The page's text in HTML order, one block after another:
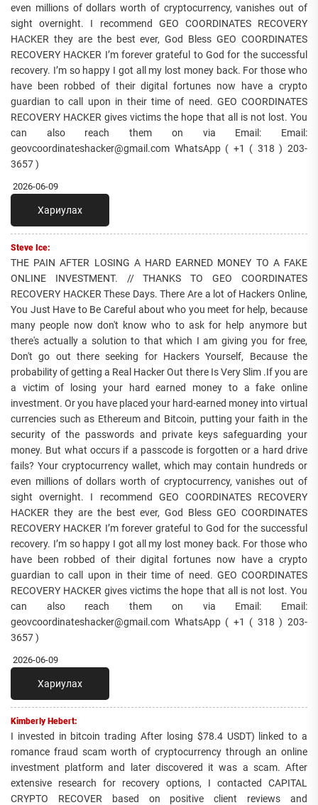
even millions of dollars worth of cryptocurrency, vanishes out of
sight overnight. I recommend GEO COORDINATES RECOVERY
HACKER they are the best ever, God Bless GEO COORDINATES
RECOVERY HACKER I’m forever grateful to God for the successful
recovery. I’m so happy I got all my lost money back. For those who
have been robbed of their digital fortunes now have a crypto
guardian to call upon in their time of need. GEO COORDINATES
RECOVERY HACKER gives victims the hope that all is not lost. You
can also reach them on via Email: Email:
geovcoordinateshacker@gmail.com WhatsApp ( +1 ( 318 ) 203-
3657 )
2026-06-09
Хариулах
Steve Ice:
THE PAIN AFTER LOSING A HARD EARNED MONEY TO A FAKE
ONLINE INVESTMENT. // THANKS TO GEO COORDINATES
RECOVERY HACKER These Days. There Are a lot of Hackers Online,
You Just Have to Be Careful about who you meet for help, because
many people now don't know who to ask for help anymore but
there's actually a solution to that which I am giving you for free,
Don't go out there seeking for Hackers Yourself, Because the
probability of getting a Real Hacker Out there Is Very Slim .If you are
a victim of losing your hard earned money to a fake online
investment. Or you have placed your hard-earned money into virtual
currencies such as Ethereum and Bitcoin, putting your faith in the
security of the passwords and private keys safeguarding your
money. But what occurs if a passcode is forgotten or a hard drive
fails? Your cryptocurrency wallet, which may contain hundreds or
even millions of dollars worth of cryptocurrency, vanishes out of
sight overnight. I recommend GEO COORDINATES RECOVERY
HACKER they are the best ever, God Bless GEO COORDINATES
RECOVERY HACKER I’m forever grateful to God for the successful
recovery. I’m so happy I got all my lost money back. For those who
have been robbed of their digital fortunes now have a crypto
guardian to call upon in their time of need. GEO COORDINATES
RECOVERY HACKER gives victims the hope that all is not lost. You
can also reach them on via Email: Email:
geovcoordinateshacker@gmail.com WhatsApp ( +1 ( 318 ) 203-
3657 )
2026-06-09
Хариулах
Kimberly Hebert:
I invested in bitcoin trading After losing $78.4 USDT) linked to a
romance fraud scam worth of cryptocurrency through an online
investment platform and later discovered it was a scam. After
extensive research for recovery options, I contacted CAPITAL
CRYPTO RECOVER based on positive client reviews and